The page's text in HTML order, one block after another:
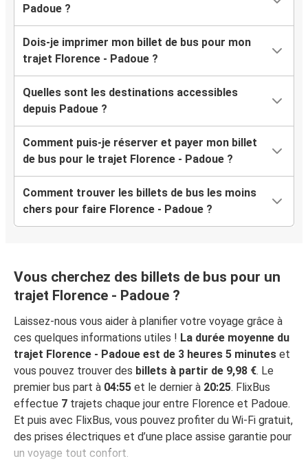
Padoue ?
Dois-je imprimer mon billet de bus pour mon
trajet Florence - Padoue ?
Quelles sont les destinations accessibles
depuis Padoue ?
Comment puis-je réserver et payer mon billet
de bus pour le trajet Florence - Padoue ?
Comment trouver les billets de bus les moins
chers pour faire Florence - Padoue ?
Vous cherchez des billets de bus pour un
trajet Florence - Padoue ?
Laissez-nous vous aider à planifier votre voyage grâce à
ces quelques informations utiles ! La durée moyenne du
trajet Florence - Padoue est de 3 heures 5 minutes et
vous pouvez trouver des billets à partir de 9,98 €. Le
premier bus part à 04:55 et le dernier à 20:25. FlixBus
effectue 7 trajets chaque jour entre Florence et Padoue.
Et puis avec FlixBus, vous pouvez profiter du Wi-Fi gratuit,
des prises électriques et d’une place assise garantie pour
un voyage tout confort.